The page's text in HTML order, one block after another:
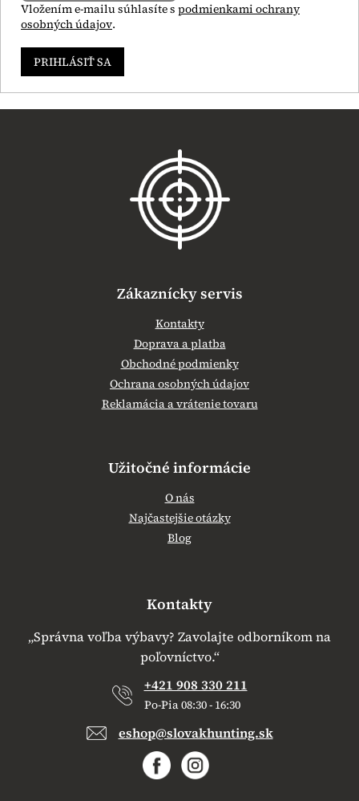
Vložením e-mailu súhlasíte s podmienkami ochrany
osobných údajov.
PRIHLÁSIŤ SA
Zákaznícky servis
Kontakty
Doprava a platba
Obchodné podmienky
Ochrana osobných údajov
Reklamácia a vrátenie tovaru
Užitočné informácie
O nás
Najčastejšie otázky
Blog
Kontakty
„Správna voľba výbavy? Zavolajte odborníkom na
poľovníctvo.“
+421 908 330 211
Po-Pia 08:30 - 16:30
eshop@slovakhunting.sk